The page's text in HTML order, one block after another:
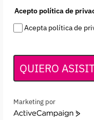
Acepto política de
Acepta política de
QUIERO
Marketing por
ActiveCampaign